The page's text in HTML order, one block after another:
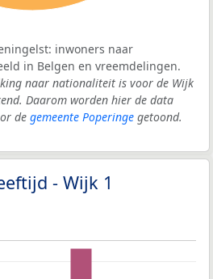
inwoners naar
in Belgen en vreemdelingen.
naar nationaliteit is voor de Wijk
Daarom worden hier de data
de gemeente Poperinge getoond.
- Wijk 1